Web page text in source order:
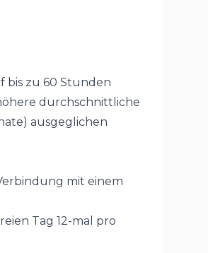
bis zu 60 Stunden
durchschnittliche
ausgeglichen
mit einem
Tag 12-mal pro